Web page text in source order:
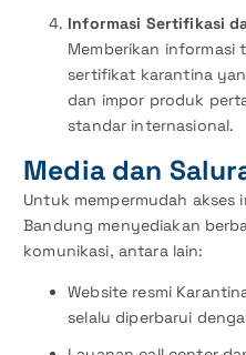
Informasi Sertifikasi
Memberikan informasi
sertifikat karantina
dan impor produk
standar internasional.
Media dan
Untuk mempermudah akses
Bandung menyediakan
komunikasi, antara lain:
Website resmi
selalu diperbarui